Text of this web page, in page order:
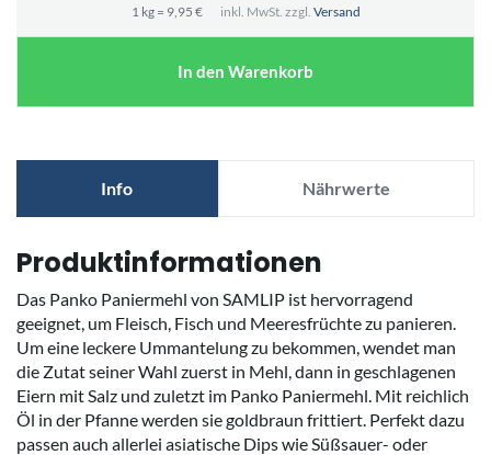
1 kg = 9,95 € inkl. MwSt. zzgl. Versand
In den Warenkorb
Info Nährwerte
Produktinformationen
Das Panko Paniermehl von SAMLIP ist hervorragend
geeignet, um Fleisch, Fisch und Meeresfrüchte zu panieren.
Um eine leckere Ummantelung zu bekommen, wendet man
die Zutat seiner Wahl zuerst in Mehl, dann in geschlagenen
Eiern mit Salz und zuletzt im Panko Paniermehl. Mit reichlich
Öl in der Pfanne werden sie goldbraun frittiert. Perfekt dazu
passen auch allerlei asiatische Dips wie Süßsauer- oder